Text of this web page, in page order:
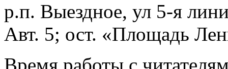
р.п. Выездное, ул 5-я
Авт. 5; ост. «Площадь